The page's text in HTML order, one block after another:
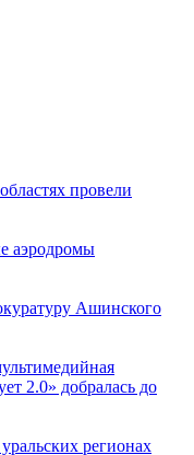
провели
аэродромы
Ашинского
2.0» добралась до
регионах